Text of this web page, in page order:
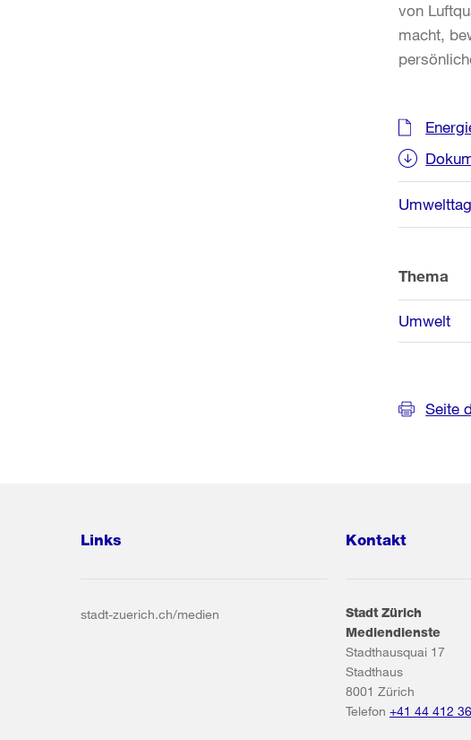
von
macht,
Thema
Umwelt
Seite
Links
stadt-zuerich.ch/medien
Kontakt
Stadt Zürich
Mediendienste
Stadthausquai 17
Stadthaus
8001 Zürich
Telefon +41 44 412